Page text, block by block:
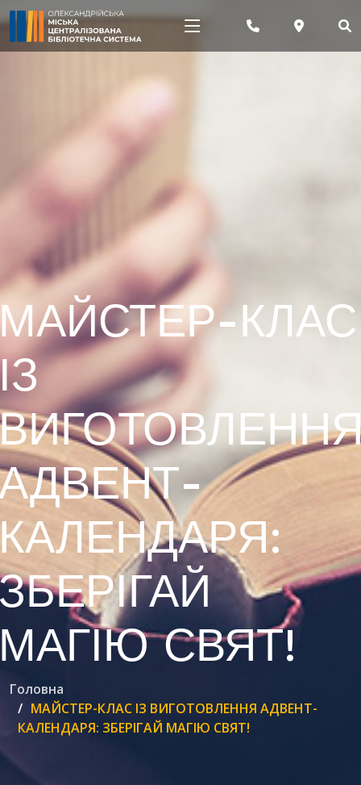
КЛАС
СВЯТ!
Головна
МАЙСТЕР-КЛАС ІЗ ВИГОТОВЛЕННЯ АДВЕНТ-
КАЛЕНДАРЯ: ЗБЕРІГАЙ МАГІЮ СВЯТ!